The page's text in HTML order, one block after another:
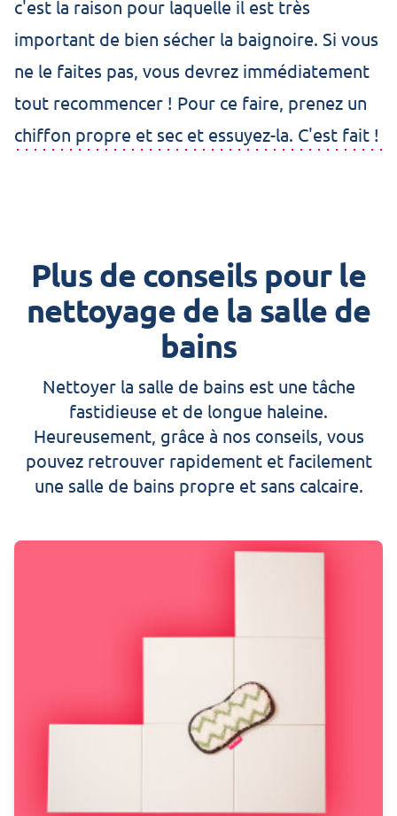
c'est la raison pour laquelle il est très
important de bien sécher la baignoire. Si vous
ne le faites pas, vous devrez immédiatement
tout recommencer ! Pour ce faire, prenez un
chiffon propre et sec et essuyez-la. C'est fait !
Plus de conseils pour le
nettoyage de la salle de
bains
Nettoyer la salle de bains est une tâche
fastidieuse et de longue haleine.
Heureusement, grâce à nos conseils, vous
pouvez retrouver rapidement et facilement
une salle de bains propre et sans calcaire.